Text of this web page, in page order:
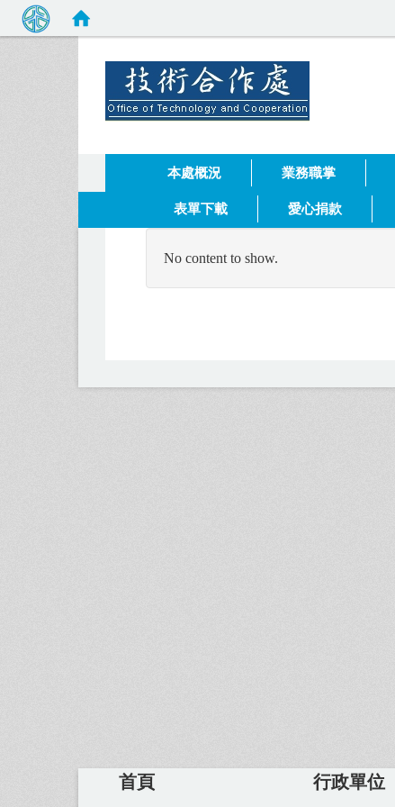
本處概況 業務職掌
表單下載 愛心捐款
No content to show.
首頁 行政單位